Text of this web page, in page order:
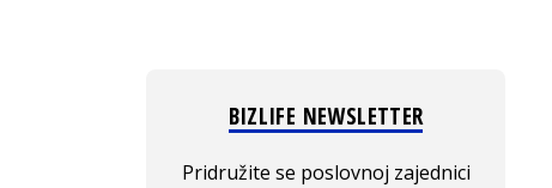
BIZLIFE NEWSLETTER
Pridružite se poslovnoj zajednici